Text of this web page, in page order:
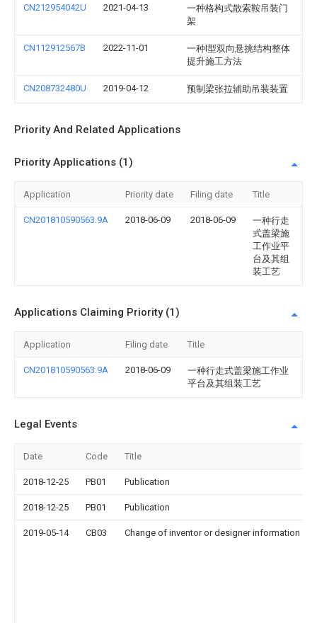
CN212954042U 2021-04-13
一种格构式散索鞍吊装门
架
CN112912567B 2022-11-01
一种l型双向悬挑结构整体
提升施工方法
CN208732480U 2019-04-12 预制梁张拉辅助吊装装置
Priority And Related Applications
Priority Applications (1)
Application Priority date Filing date Title
CN201810590563.9A 2018-06-09 2018-06-09
一种行走
式盖梁施
工作业平
台及其组
装工艺
Applications Claiming Priority (1)
Application Filing date Title
CN201810590563.9A 2018-06-09
一种行走式盖梁施工作业
平台及其组装工艺
Legal Events
Date Code Title
2018-12-25 PB01 Publication
2018-12-25 PB01 Publication
2019-05-14 CB03 Change of inventor or designer information